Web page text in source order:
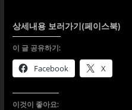
상세내용 보러가기(페이스북)
이 글 공유하기:
Facebook X
이것이 좋아요: